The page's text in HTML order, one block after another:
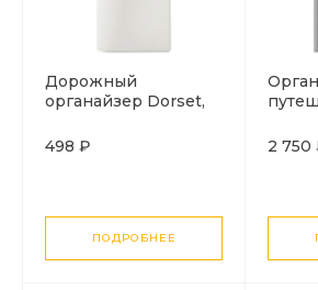
Дорожный
органайзер Dorset,
498 ₽
ПОДРОБНЕЕ
2 750